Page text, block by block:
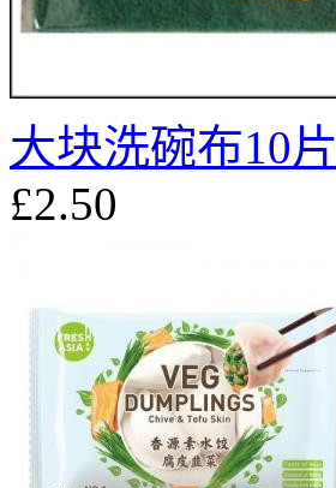
大块洗碗布10片
£2.50